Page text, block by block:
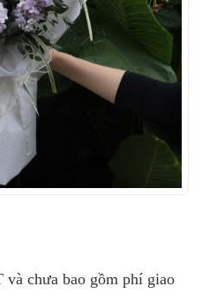
và chưa bao gồm phí giao